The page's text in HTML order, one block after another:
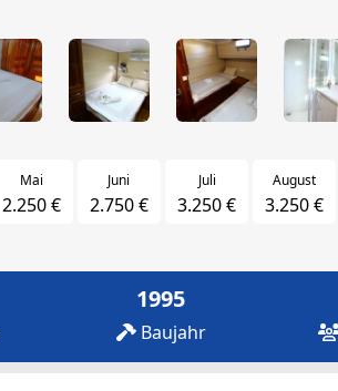
Mai
2.250 €
Juni
2.750 €
Juli
3.250 €
August
3.250 €
1995
Baujahr